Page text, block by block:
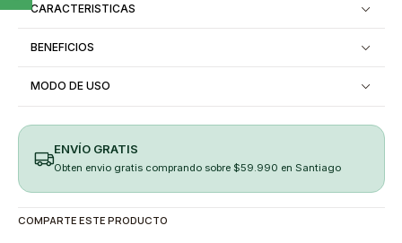
CARACTERISTICAS
BENEFICIOS
MODO DE USO
ENVÍO GRATIS
Obten envio gratis comprando sobre $59.990 en Santiago
COMPARTE ESTE PRODUCTO